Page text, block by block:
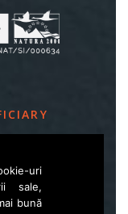
uri
sale,
bună